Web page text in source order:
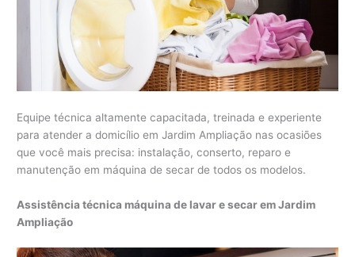
Equipe técnica altamente capacitada, treinada e experiente
para atender a domicílio em Jardim Ampliação nas ocasiões
que você mais precisa: instalação, conserto, reparo e
manutenção em máquina de secar de todos os modelos.
Assistência técnica máquina de lavar e secar em Jardim
Ampliação